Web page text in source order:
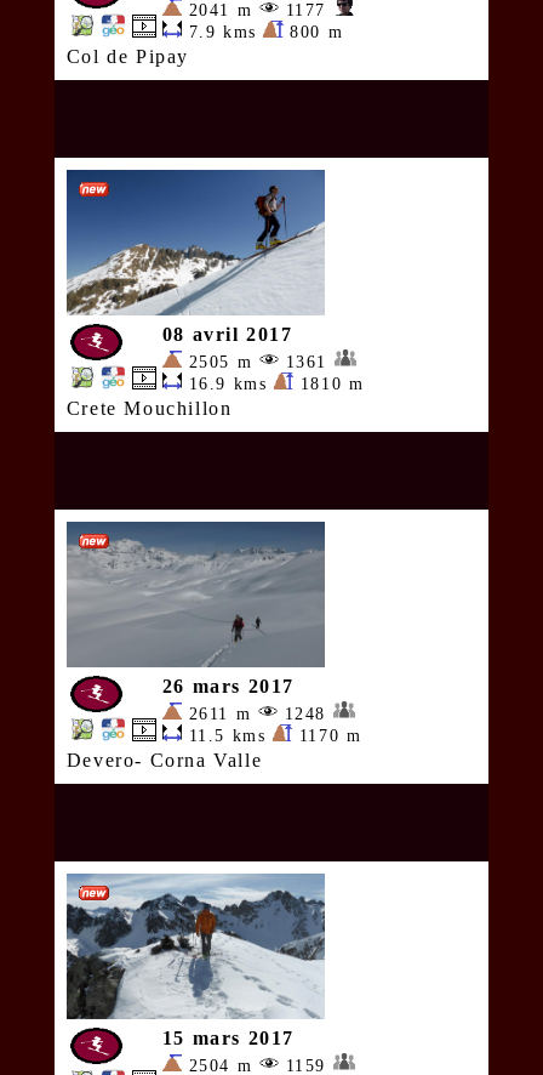
2041 m
1177
7.9 kms
800 m
Col de Pipay
08 avril 2017
2505 m
1361
16.9 kms
1810 m
Crete Mouchillon
26 mars 2017
2611 m
1248
11.5 kms
1170 m
Devero- Corna Valle
15 mars 2017
2504 m 1159